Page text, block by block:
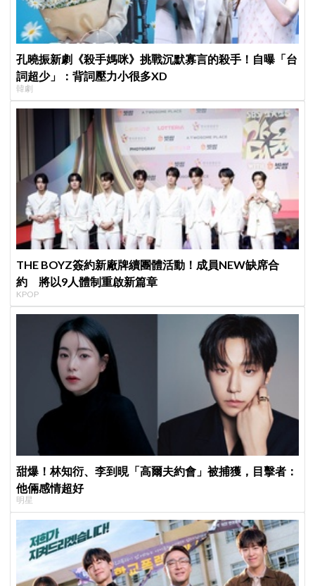
孔曉振新劇《殺手媽咪》挑戰沉默寡言的殺手！自曝「台
詞超少」：背詞壓力小很多XD
韓劇
THE BOYZ簽約新廠牌續團體活動！成員NEW缺席合
約 將以9人體制重啟新篇章
KPOP
甜爆！林知衍、李到晛「高爾夫約會」被捕獲，目擊者：
他倆感情超好
明星